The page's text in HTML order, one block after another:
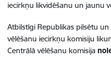
iecirkņu likvidēšanu un jaunu
Atbilstīgi Republikas pilsētu
vēlēšanu iecirkņu komisiju
Centrālā vēlēšanu komisija